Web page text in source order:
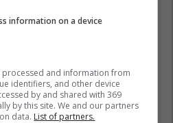
information on a device
and information from
identifiers, and other device
by and shared with 369
by this site. We and our partners
data. List of partners.